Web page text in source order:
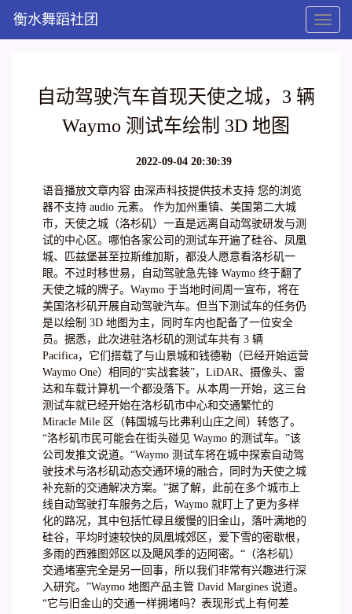
Toggle
衡水舞蹈社团
自动驾驶汽车首现天使之城，3 辆
Waymo 测试车绘制 3D 地图
2022-09-04 20:30:39
语音播放文章内容 由深声科技提供技术支持 您的浏览
器不支持 audio 元素。 作为加州重镇、美国第二大城
市，天使之城（洛杉矶）一直是远离自动驾驶研发与测
试的中心区。哪怕各家公司的测试车开遍了硅谷、凤凰
城、匹兹堡甚至拉斯维加斯，都没人愿意看洛杉矶一
眼。不过时移世易，自动驾驶急先锋 Waymo 终于翻了
天使之城的牌子。Waymo 于当地时间周一宣布，将在
美国洛杉矶开展自动驾驶汽车。但当下测试车的任务仍
是以绘制 3D 地图为主，同时车内也配备了一位安全
员。据悉，此次进驻洛杉矶的测试车共有 3 辆
Pacifica，它们搭载了与山景城和钱德勒（已经开始运营
Waymo One）相同的“实战套装”，LiDAR、摄像头、雷
达和车载计算机一个都没落下。从本周一开始，这三台
测试车就已经开始在洛杉矶市中心和交通繁忙的
Miracle Mile 区（韩国城与比弗利山庄之间）转悠了。
“洛杉矶市民可能会在街头碰见 Waymo 的测试车。”该
公司发推文说道。“Waymo 测试车将在城中探索自动驾
驶技术与洛杉矶动态交通环境的融合，同时为天使之城
补充新的交通解决方案。”据了解，此前在多个城市上
线自动驾驶打车服务之后，Waymo 就盯上了更为多样
化的路况，其中包括忙碌且缓慢的旧金山，落叶满地的
硅谷，平均时速较快的凤凰城郊区，爱下雪的密歇根，
多雨的西雅图郊区以及飓风季的迈阿密。“（洛杉矶）
交通堵塞完全是另一回事，所以我们非常有兴趣进行深
入研究。”Waymo 地图产品主管 David Margines 说道。
“它与旧金山的交通一样拥堵吗？表现形式上有何差